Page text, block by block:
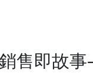
銷售即故